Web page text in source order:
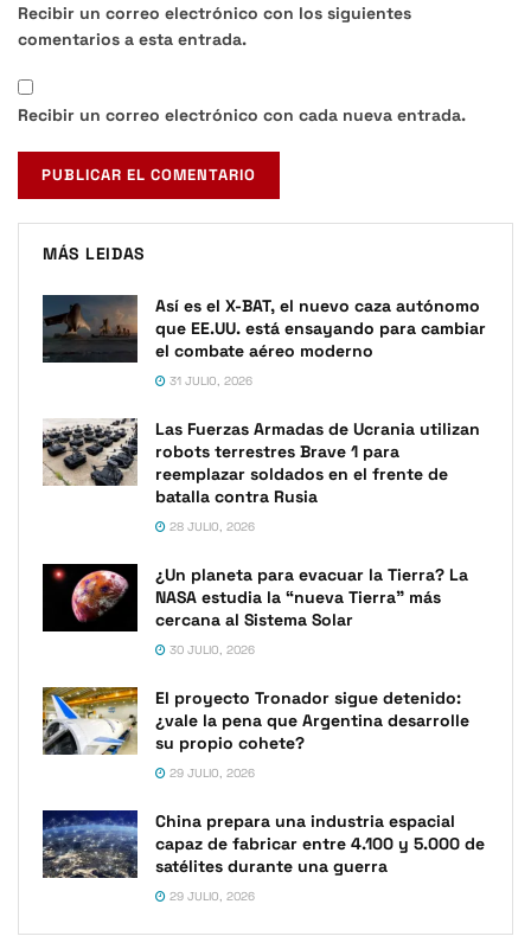
Recibir un correo electrónico con los siguientes
comentarios a esta entrada.
Recibir un correo electrónico con cada nueva entrada.
MÁS LEIDAS
Así es el X-BAT, el nuevo caza autónomo
que EE.UU. está ensayando para cambiar
el combate aéreo moderno
31 JULIO, 2026
Las Fuerzas Armadas de Ucrania utilizan
robots terrestres Brave 1 para
reemplazar soldados en el frente de
batalla contra Rusia
28 JULIO, 2026
¿Un planeta para evacuar la Tierra? La
NASA estudia la “nueva Tierra” más
cercana al Sistema Solar
30 JULIO, 2026
El proyecto Tronador sigue detenido:
¿vale la pena que Argentina desarrolle
su propio cohete?
29 JULIO, 2026
China prepara una industria espacial
capaz de fabricar entre 4.100 y 5.000 de
satélites durante una guerra
29 JULIO, 2026